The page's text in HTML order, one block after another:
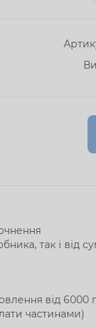
так і від
від 6000
частинами)